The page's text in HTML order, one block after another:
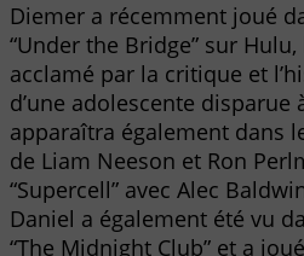
Diemer a récemment joué
“Under the Bridge” sur
acclamé par la critique et
d’une adolescente disparue
apparaîtra également dans
de Liam Neeson et Ron
“Supercell” avec Alec
Daniel a également été vu
“The Midnight Club” et a